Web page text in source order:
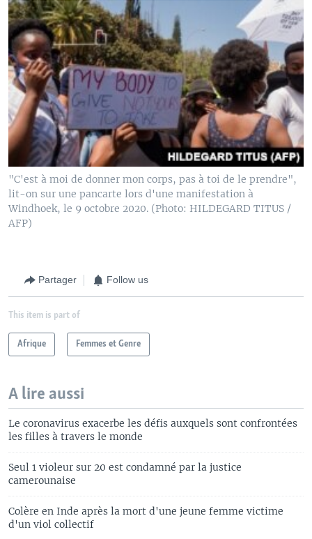
"C'est à moi de donner mon corps, pas à toi de le prendre",
lit-on sur une pancarte lors d'une manifestation à
Windhoek, le 9 octobre 2020. (Photo: HILDEGARD TITUS /
AFP)
Partager Follow us
This item is part of
Afrique Femmes et Genre
A lire aussi
Le coronavirus exacerbe les défis auxquels sont confrontées
les filles à travers le monde
Seul 1 violeur sur 20 est condamné par la justice
camerounaise
Colère en Inde après la mort d'une jeune femme victime
d'un viol collectif